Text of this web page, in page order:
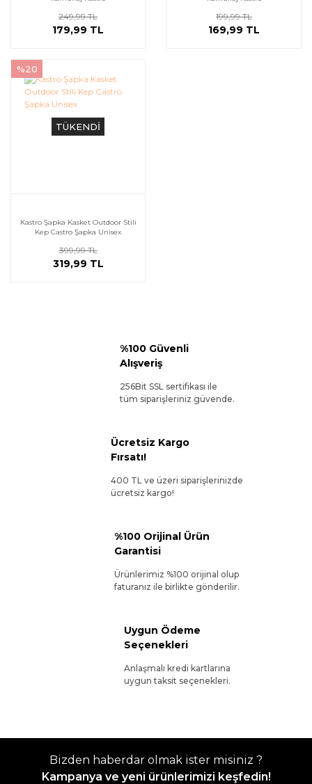
249,99 TL
179,99 TL
199,99 TL
169,99 TL
TÜKENDİ
%20
Kastro Şapka Kasket Outdoor Stili
Kep Castro Şapka Unisex
399,99 TL
319,99 TL
%100 Güvenli
Alışveriş
256Bit SSL sertifikası ile
tüm siparişleriniz güvende.
Ücretsiz Kargo
Fırsatı!
400 TL ve üzeri siparişlerinizde
ücretsiz kargo!
%100 Orijinal Ürün
Garantisi
Ürünlerimiz %100 orijinal olup
faturanız ile birlikte gönderilir.
Uygun Ödeme
Seçenekleri
Anlaşmalı kredi kartlarına
uygun taksit seçenekleri.
Bizden haberdar olmak ister misiniz ?
Kampanya ve yeni ürünlerimizi keşfedin!